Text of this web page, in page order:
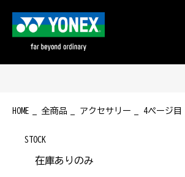
HOME 全商品 アクセサリー 4ページ目
STOCK
在庫ありのみ